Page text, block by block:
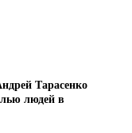
Тарасенко
людей в